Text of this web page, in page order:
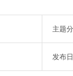
主题
发布